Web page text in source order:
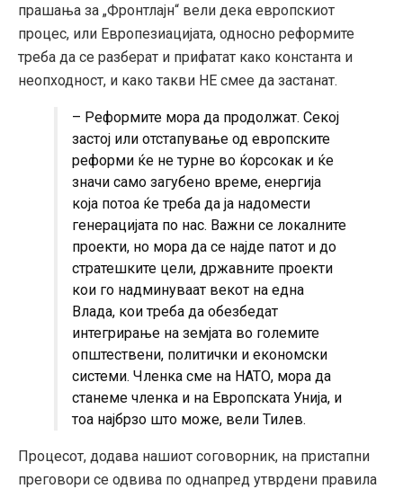
прашања за „Фронтлајн“ вели дека европскиот
процес, или Европезиацијата, односно реформите
треба да се разберат и прифатат како константа и
неопходност, и како такви НЕ смее да застанат.
– Реформите мора да продолжат. Секој
застој или отстапување од европските
реформи ќе не турне во ќорсокак и ќе
значи само загубено време, енергија
која потоа ќе треба да ја надомести
генерацијата по нас. Важни се локалните
проекти, но мора да се најде патот и до
стратешките цели, државните проекти
кои го надминуваат векот на една
Влада, кои треба да обезбедат
интегрирање на земјата во големите
општествени, политички и економски
системи. Членка сме на НАТО, мора да
станеме членка и на Европската Унија, и
тоа најбрзо што може, вели Тилев.
Процесот, додава нашиот соговорник, на пристапни
преговори се одвива по однапред утврдени правила